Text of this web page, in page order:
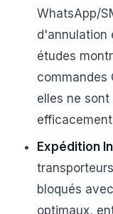
WhatsApp/
d'annulation
études
commandes
elles ne
Expédition
bloqués
optimaux,